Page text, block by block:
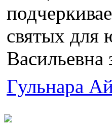
святых
Васильевна
Гульнара